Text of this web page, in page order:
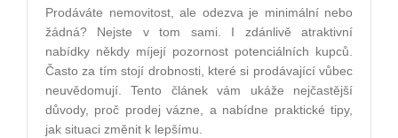
Prodáváte nemovitost, ale odezva je minimální nebo
žádná? Nejste v tom sami. I zdánlivě atraktivní
nabídky někdy míjejí pozornost potenciálních kupců.
Často za tím stojí drobnosti, které si prodávající vůbec
neuvědomují. Tento článek vám ukáže nejčastější
důvody, proč prodej vázne, a nabídne praktické tipy,
jak situaci změnit k lepšímu.